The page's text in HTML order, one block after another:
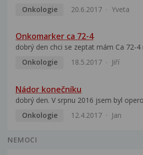
Onkologie
20.6.2017 Yveta
Onkomarker ca 72-4
dobrý den chci se zeptat mám Ca 72-4
Onkologie
18.5.2017 Jiří
Nádor konečníku
dobrý den. V srpnu 2016 jsem byl
Onkologie
12.4.2017 Jan
NEMOCI